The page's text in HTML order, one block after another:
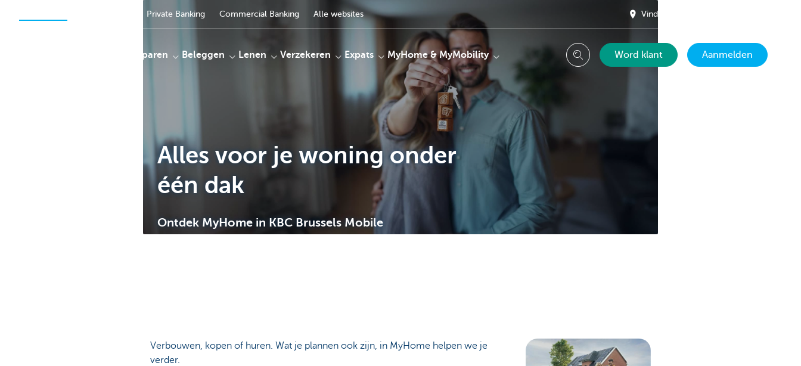
Private Banking Commercial Banking Alle websites Vind een kantoor in je buurt
Sparen Beleggen Lenen Verzekeren Expats MyHome & MyMobility Zoeken Word klant Aanmelden
Alles voor je woning onder
één dak
Ontdek MyHome in KBC Brussels Mobile
Verbouwen, kopen of huren. Wat je plannen ook zijn, in MyHome helpen we je
verder.